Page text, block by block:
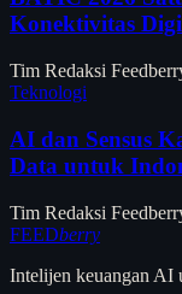
Konektivitas
Tim Redaksi
Teknologi
AI dan Sensus
Data untuk
Tim Redaksi
FEEDberry
Intelijen keuangan AI